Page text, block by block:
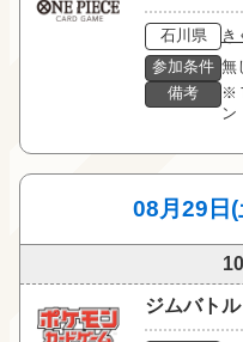
石川県
き
参加条件 無
備考
※
ン
08月29日(
ジムバト